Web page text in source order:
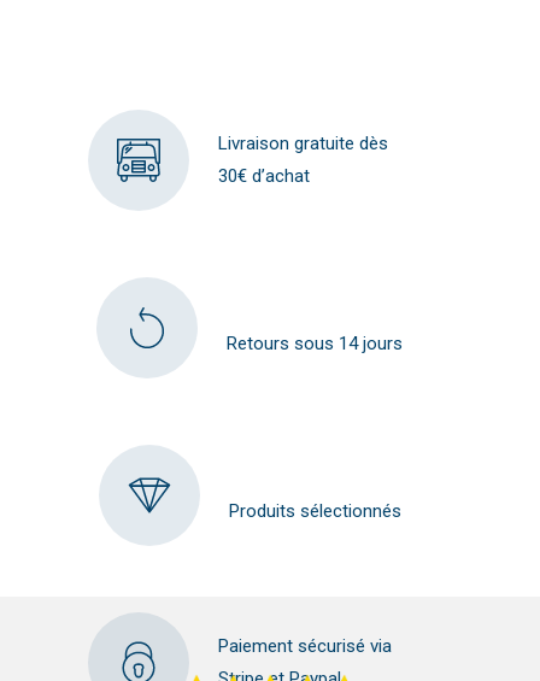
Livraison gratuite dès
30€ d’achat
Retours sous 14 jours
Produits sélectionnés
Paiement sécurisé via